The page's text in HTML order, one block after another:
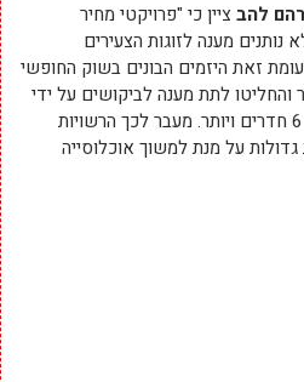
להבציין כי "פרויקטי מחיר
מענה לזוגות הצעירים
זאת היזמים הבונים בשוק החופשי
והחליטו לתת מענה לביקושים על ידי
הגדלת שיעור הדירות בנות 5 ו- 6 חדרים ויותר. מעבר לכך הרשויות
גדולות על מנת למשוך אוכלוסייה